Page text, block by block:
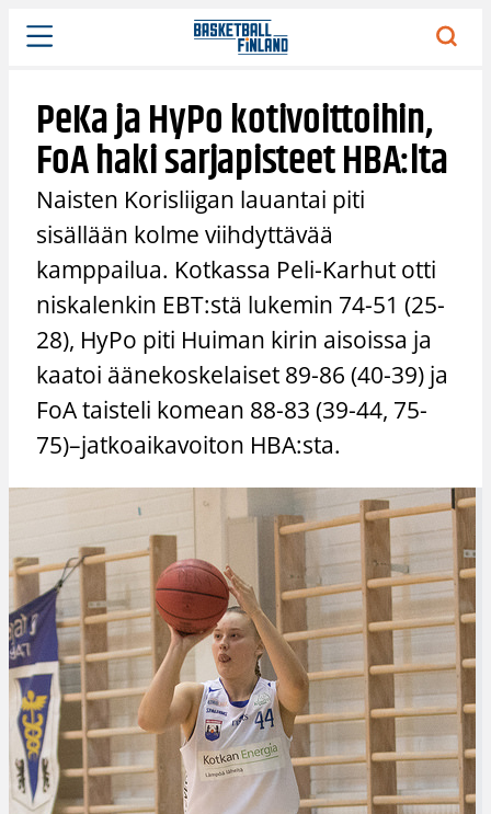
Siirry
sisältöön
PeKa ja HyPo kotivoittoihin,
FoA haki sarjapisteet HBA:lta
Naisten Korisliigan lauantai piti
sisällään kolme viihdyttävää
kamppailua. Kotkassa Peli-Karhut otti
niskalenkin EBT:stä lukemin 74-51 (25-
28), HyPo piti Huiman kirin aisoissa ja
kaatoi äänekoskelaiset 89-86 (40-39) ja
FoA taisteli komean 88-83 (39-44, 75-
75)–jatkoaikavoiton HBA:sta.